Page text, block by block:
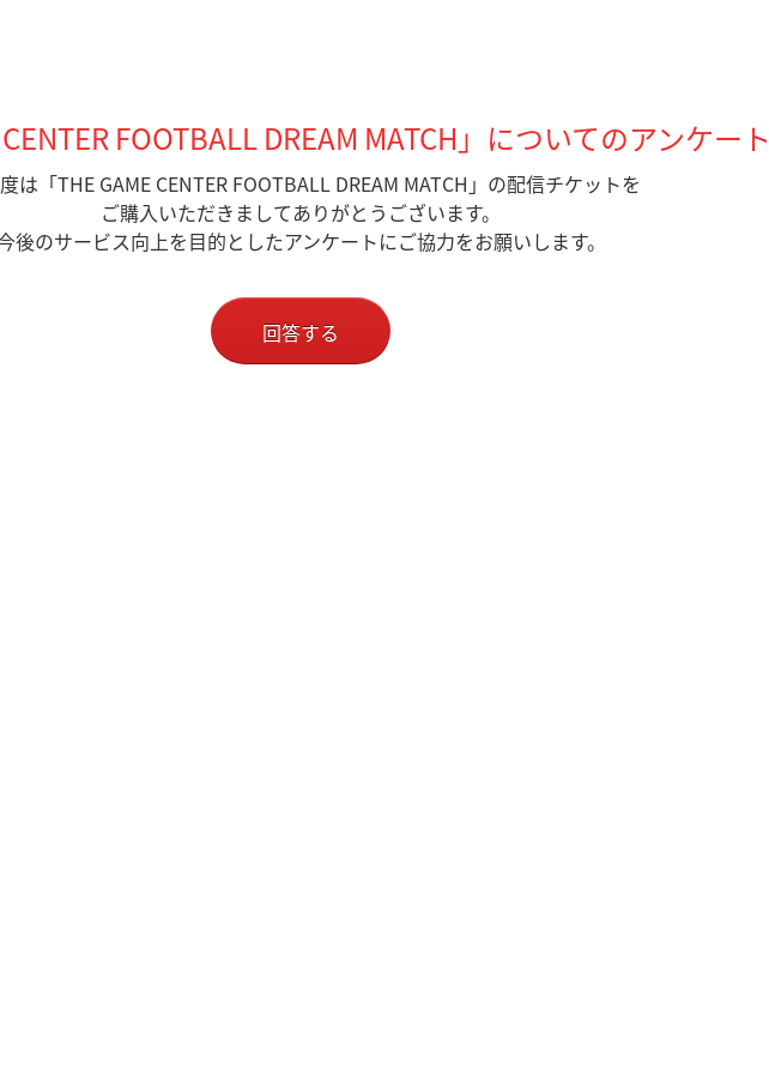
CENTER FOOTBALL DREAM MATCH」についてのアンケート
は「THE GAME CENTER FOOTBALL DREAM MATCH」の配信チケットを
ご購入いただきましてありがとうございます。
後のサービス向上を目的としたアンケートにご協力をお願いします。
回答する